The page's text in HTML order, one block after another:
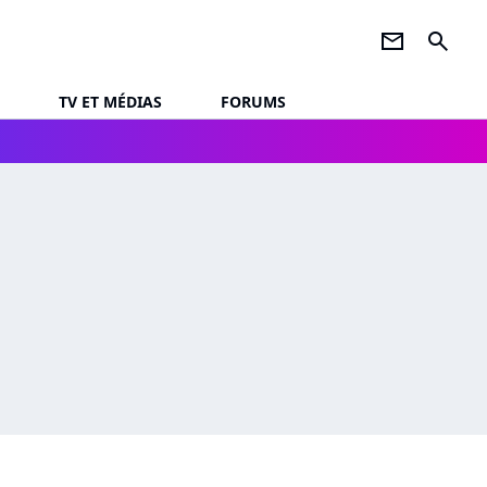
newsletter search
TV ET MÉDIAS FORUMS